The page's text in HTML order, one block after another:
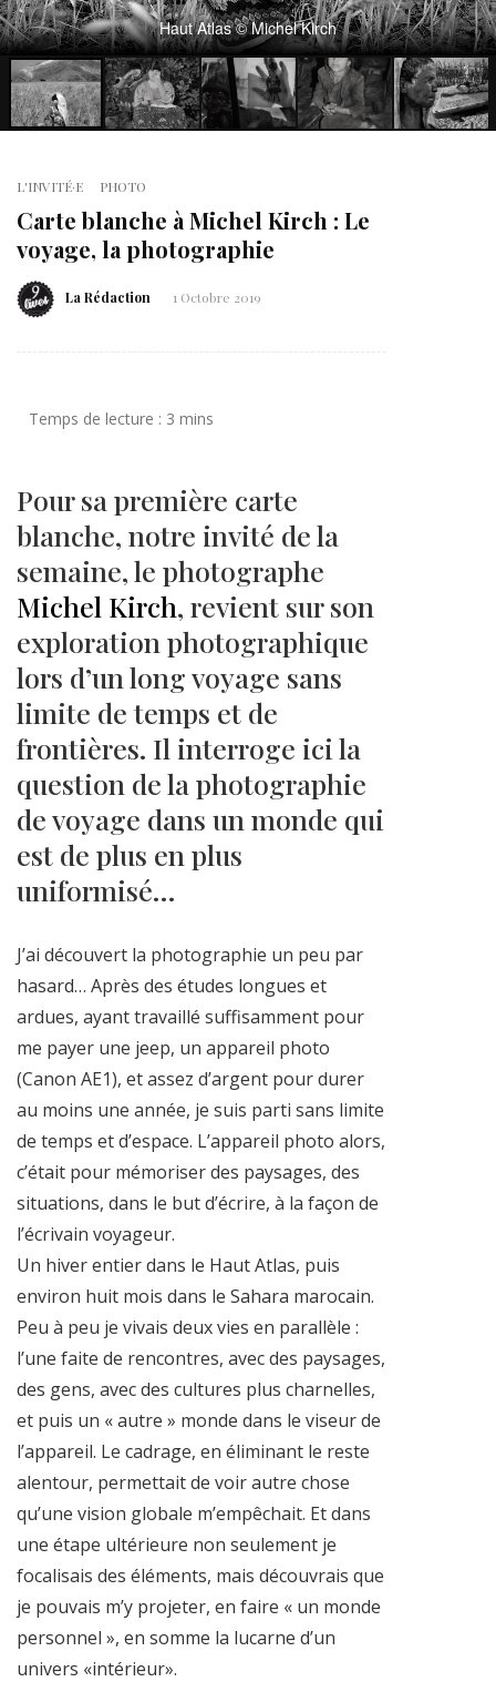
Haut Atlas © Michel Kirch
L'INVITÉ·E PHOTO
Carte blanche à Michel Kirch : Le
voyage, la photographie
La Rédaction 1 Octobre 2019
Pour sa première carte
blanche, notre invité de la
semaine, le photographe
Michel Kirch, revient sur son
exploration photographique
lors d’un long voyage sans
limite de temps et de
frontières. Il interroge ici la
question de la photographie
de voyage dans un monde qui
est de plus en plus
uniformisé…
J’ai découvert la photographie un peu par
hasard… Après des études longues et
ardues, ayant travaillé suffisamment pour
me payer une jeep, un appareil photo
(Canon AE1), et assez d’argent pour durer
au moins une année, je suis parti sans limite
de temps et d’espace. L’appareil photo alors,
c’était pour mémoriser des paysages, des
situations, dans le but d’écrire, à la façon de
l’écrivain voyageur.
Un hiver entier dans le Haut Atlas, puis
environ huit mois dans le Sahara marocain.
Peu à peu je vivais deux vies en parallèle :
l’une faite de rencontres, avec des paysages,
des gens, avec des cultures plus charnelles,
et puis un « autre » monde dans le viseur de
l’appareil. Le cadrage, en éliminant le reste
alentour, permettait de voir autre chose
qu’une vision globale m’empêchait. Et dans
une étape ultérieure non seulement je
focalisais des éléments, mais découvrais que
je pouvais m’y projeter, en faire « un monde
personnel », en somme la lucarne d’un
univers «intérieur».